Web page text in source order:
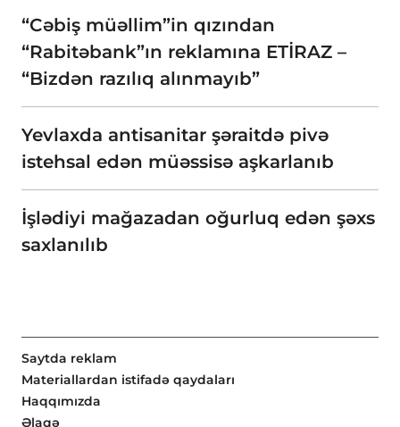
“Cəbiş müəllim”in qızından
“Rabitəbank”ın reklamına ETİRAZ –
“Bizdən razılıq alınmayıb”
Yevlaxda antisanitar şəraitdə pivə
istehsal edən müəssisə aşkarlanıb
İşlədiyi mağazadan oğurluq edən şəxs
saxlanılıb
Saytda reklam
Materiallardan istifadə qaydaları
Haqqımızda
Əlaqə